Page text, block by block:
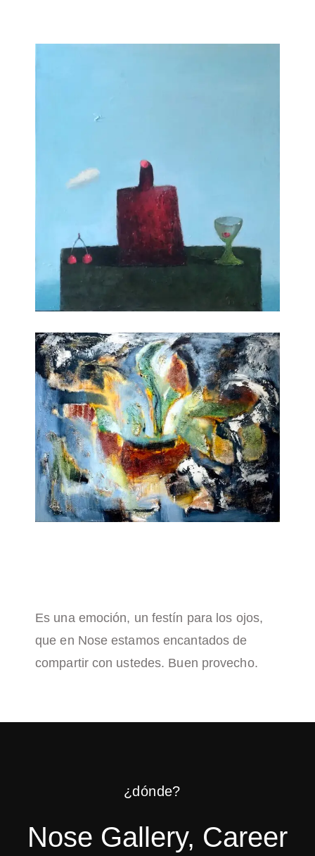
Es una emoción, un festín para los ojos,
que en Nose estamos encantados de
compartir con ustedes. Buen provecho.
¿dónde?
Nose Gallery, Career